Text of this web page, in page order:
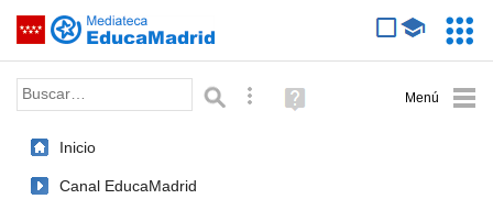
Saltar navegación
Palabra o frase: Búsqueda avanzada
Ayuda
(en
Inicio
Canal EducaMadrid